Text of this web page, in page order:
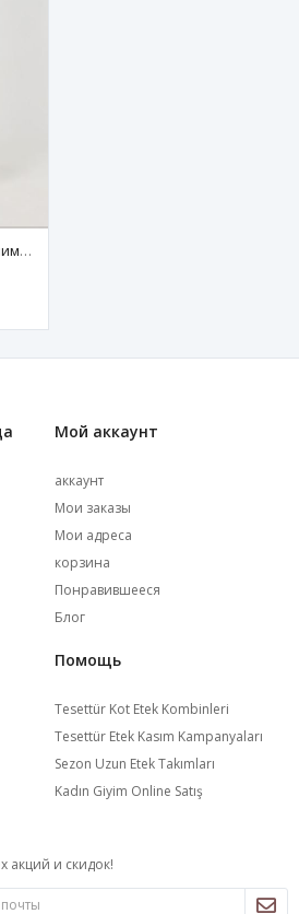
Брюки С Вышитыми Синими Бабочками
Мой аккаунт
аккаунт
Мои заказы
Мои адреса
корзина
Понравившееся
Блог
Помощь
Tesettür Kot Etek Kombinleri
Tesettür Etek Kasım Kampanyaları
Sezon Uzun Etek Takımları
Kadın Giyim Online Satış
акций и скидок!